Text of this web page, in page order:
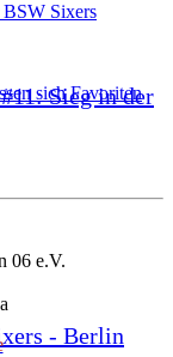
Sieg in der
- Berlin
BSW Sixers
sich Favoriten
06 e.V.